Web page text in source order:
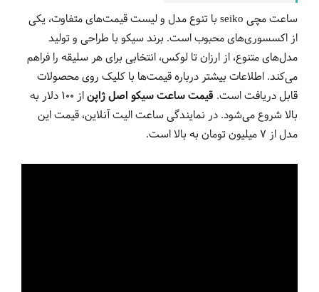
ساعت مچی seiko با تنوع مدل و لیست قیمت‌های متفاوت، یکی
از اکسسوری‌های محبوب است. برند سیکو با طراحی و تولید
مدل‌های متنوع، از ارزان تا لوکس، انتخابی برای هر سلیقه را فراهم
می‌کند. اطلاعات بیشتر درباره قیمت‌ها با کلیک روی محصولات
قابل دریافت است. قیمت ساعت سیکو اصل ژاپن
از 100 دلار به
بالا شروع می‌شود. در نمایندگی ساعت الیت آنلاین، قیمت این
مدل از 7 میلیون تومان به بالا است.